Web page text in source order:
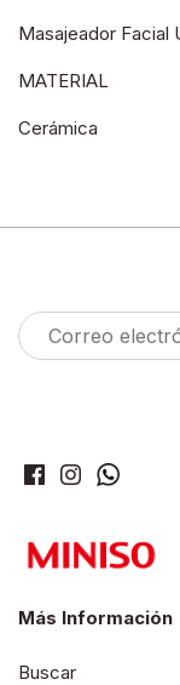
Masajeador Facial
MATERIAL
Cerámica
Más Información
Buscar